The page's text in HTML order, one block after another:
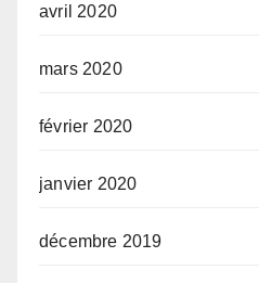
avril 2020
mars 2020
février 2020
janvier 2020
décembre 2019